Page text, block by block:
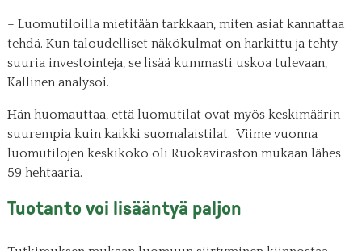
– Luomutiloilla mietitään tarkkaan, miten asiat kannattaa
tehdä. Kun taloudelliset näkökulmat on harkittu ja tehty
suuria investointeja, se lisää kummasti uskoa tulevaan,
Kallinen analysoi.
Hän huomauttaa, että luomutilat ovat myös keskimäärin
suurempia kuin kaikki suomalaistilat. Viime vuonna
luomutilojen keskikoko oli Ruokaviraston mukaan lähes
59 hehtaaria.
Tuotanto voi lisääntyä paljon